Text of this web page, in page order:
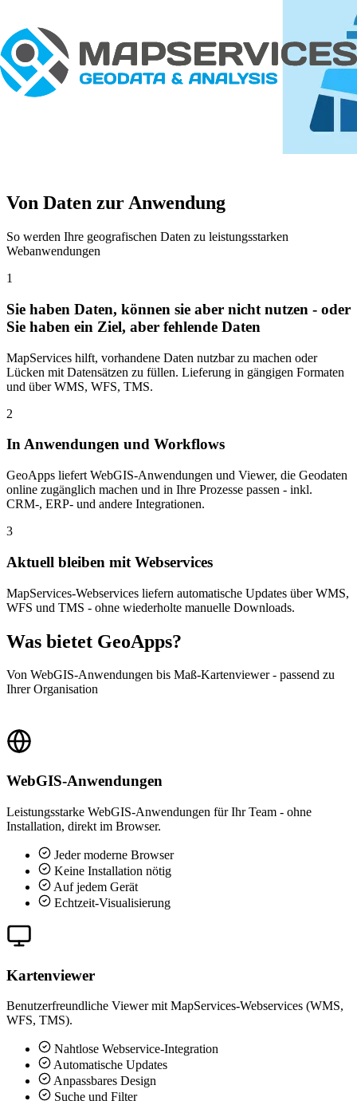
Von Daten zur Anwendung
So werden Ihre geografischen Daten zu leistungsstarken
Webanwendungen
1
Sie haben Daten, können sie aber nicht nutzen - oder
Sie haben ein Ziel, aber fehlende Daten
MapServices hilft, vorhandene Daten nutzbar zu machen oder
Lücken mit Datensätzen zu füllen. Lieferung in gängigen Formaten
und über WMS, WFS, TMS.
2
In Anwendungen und Workflows
GeoApps liefert WebGIS-Anwendungen und Viewer, die Geodaten
online zugänglich machen und in Ihre Prozesse passen - inkl.
CRM-, ERP- und andere Integrationen.
3
Aktuell bleiben mit Webservices
MapServices-Webservices liefern automatische Updates über WMS,
WFS und TMS - ohne wiederholte manuelle Downloads.
Was bietet GeoApps?
Von WebGIS-Anwendungen bis Maß-Kartenviewer - passend zu
Ihrer Organisation
WebGIS-Anwendungen
Leistungsstarke WebGIS-Anwendungen für Ihr Team - ohne
Installation, direkt im Browser.
Jeder moderne Browser
Keine Installation nötig
Auf jedem Gerät
Echtzeit-Visualisierung
Kartenviewer
Benutzerfreundliche Viewer mit MapServices-Webservices (WMS,
WFS, TMS).
Nahtlose Webservice-Integration
Automatische Updates
Anpassbares Design
Suche und Filter